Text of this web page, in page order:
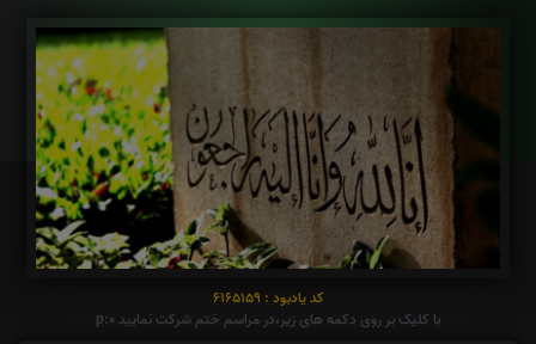
کد یادبود : 6165159
با کلیک بر روی دکمه های زیر،در مراسم ختم شرکت نمایید p:0